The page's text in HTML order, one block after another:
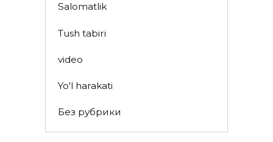
Salomatlik
Tush tabiri
video
Yo'l harakati
Без рубрики